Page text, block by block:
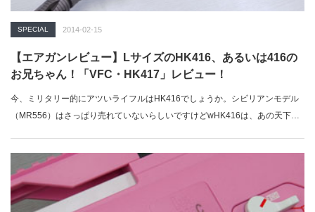
SPECIAL 2014-02-15
【エアガンレビュー】LサイズのHK416、あるいは416の
お兄ちゃん！「VFC・HK417」レビュー！
今、ミリタリー的にアツいライフルはHK416でしょうか。シビリアンモデル
（MR556）はさっぱり売れていないらしいですけどwHK416は、あの天下…